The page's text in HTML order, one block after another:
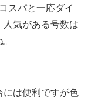
スパと一応ダイ
気がある号数は
は便利ですが色